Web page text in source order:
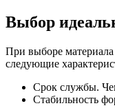
Выбор
При выборе
следующие
Срок службы.
Стабильность